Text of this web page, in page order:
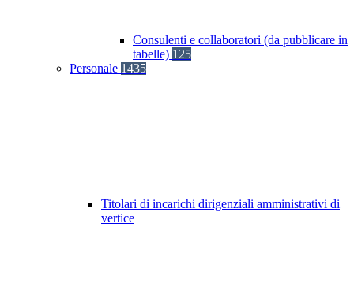
Consulenti e collaboratori (da pubblicare in
tabelle) 125
Personale 1435
Titolari di incarichi dirigenziali amministrativi di
vertice